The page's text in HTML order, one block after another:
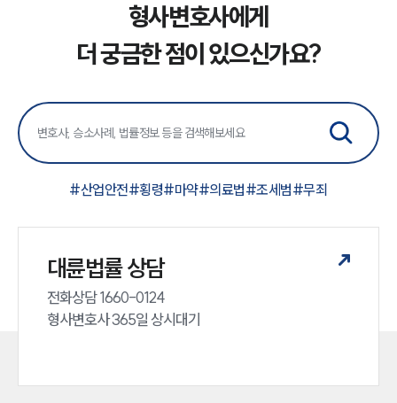
형사그룹 업무
전체
법률 블로그
뉴스레터/브로슈어
형사변호사에게
더 궁금한 점이 있으신가요?
#산업안전#횡령#마약#의료법#조세범#무죄
대륜법률 상담
전화상담 1660-0124
형사변호사 365일 상시대기